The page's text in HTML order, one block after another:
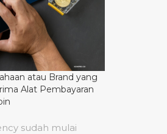
atau Brand yang
Alat Pembayaran
sudah mulai